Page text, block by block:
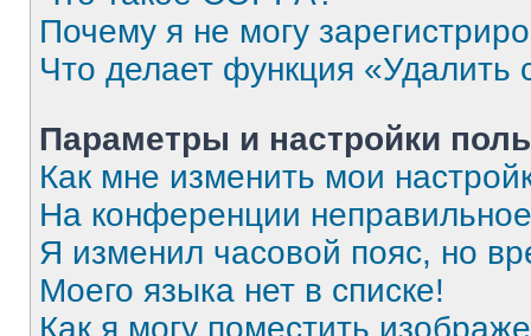
Почему я не могу
Что делает функция
Параметры и настройки
Как мне изменить мои
На конференции
Я изменил часовой пояс, но
Моего языка нет в списке!
Как я могу поместить